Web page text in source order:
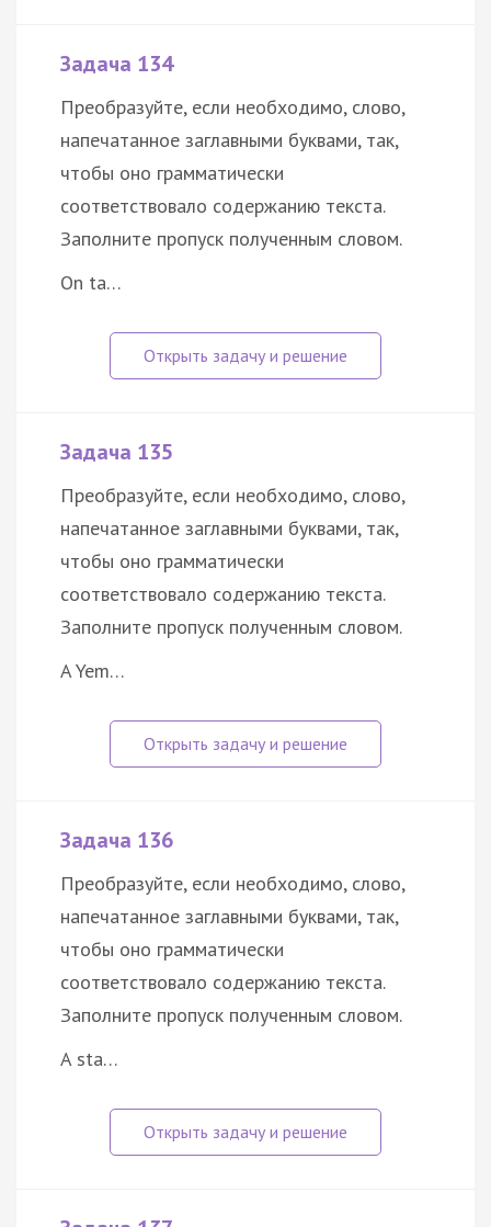
Задача 134
Преобразуйте, если необходимо, слово,
напечатанное заглавными буквами, так,
чтобы оно грамматически
соответствовало содержанию текста.
Заполните пропуск полученным словом.
On ta…
Задача 135
Преобразуйте, если необходимо, слово,
напечатанное заглавными буквами, так,
чтобы оно грамматически
соответствовало содержанию текста.
Заполните пропуск полученным словом.
A Yem…
Задача 136
Преобразуйте, если необходимо, слово,
напечатанное заглавными буквами, так,
чтобы оно грамматически
соответствовало содержанию текста.
Заполните пропуск полученным словом.
A sta…